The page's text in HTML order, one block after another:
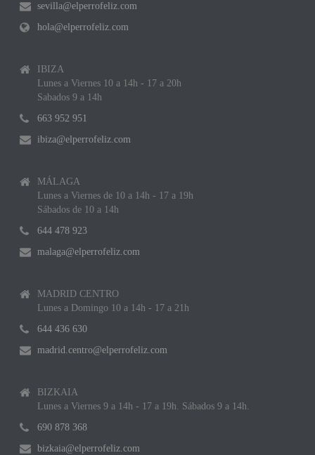
sevilla@elperrofeliz.com
hola@elperrofeliz.com
IBIZA
Lunes a Viernes 10 a 14h - 17 a 20h
Sabados 9 a 14h
663 952 951
ibiza@elperrofeliz.com
MÁLAGA
Lunes a Viernes de 10 a 14h - 17 a 19h
Sábados de 10 a 14h
644 478 923
malaga@elperrofeliz.com
MADRID CENTRO
Lunes a Domingo 10 a 14h - 17 a 21h
644 436 630
madrid.centro@elperrofeliz.com
BIZKAIA
Lunes a Viernes 9 a 14h - 17 a 19h. Sábados 9 a 14h.
690 878 368
bizkaia@elperrofeliz.com